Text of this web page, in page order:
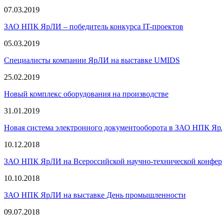
07.03.2019
ЗАО НПК ЯрЛИ – победитель конкурса IT-проектов
05.03.2019
Специалисты компании ЯрЛИ на выставке UMIDS
25.02.2019
Новый комплекс оборудования на производстве
31.01.2019
Новая система электронного документооборота в ЗАО НПК
10.12.2018
ЗАО НПК ЯрЛИ на Всероссийской научно-технической
10.10.2018
ЗАО НПК ЯрЛИ на выставке День промышленности
09.07.2018